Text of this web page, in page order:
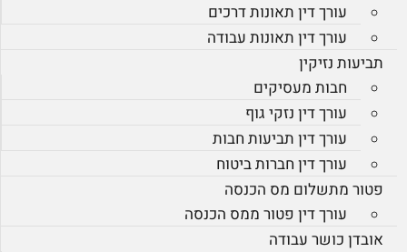
עורך דין תאונות דרכים
עורך דין תאונות עבודה
תביעות נזיקין
חבות מעסיקים
עורך דין נזקי גוף
עורך דין תביעות חבות
עורך דין חברות ביטוח
פטור מתשלום מס הכנסה
עורך דין פטור ממס הכנסה
אובדן כושר עבודה